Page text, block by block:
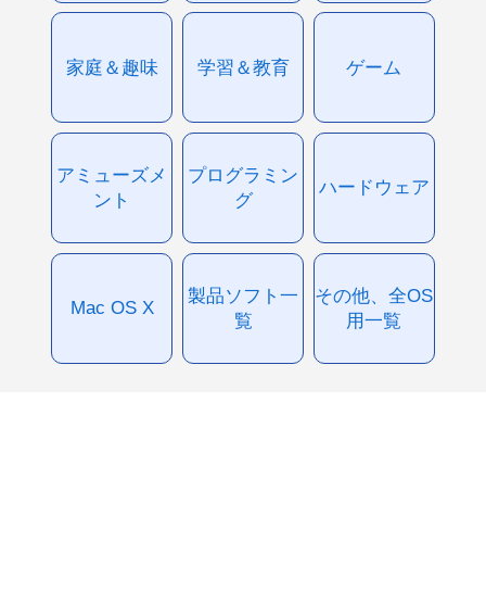
家庭＆趣味 学習＆教育 ゲーム
アミューズメ
ント
プログラミン
グ
ハードウェア
Mac OS X
製品ソフト一
覧
その他、全OS
用一覧